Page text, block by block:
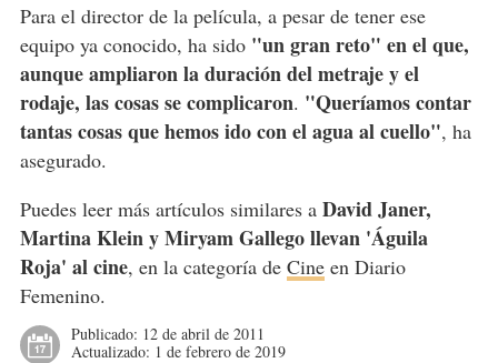
Para el director de la película, a pesar de tener ese
equipo ya conocido, ha sido "un gran reto" en el que,
aunque ampliaron la duración del metraje y el
rodaje, las cosas se complicaron. "Queríamos contar
tantas cosas que hemos ido con el agua al cuello", ha
asegurado.
Puedes leer más artículos similares a David Janer,
Martina Klein y Miryam Gallego llevan 'Águila
Roja' al cine, en la categoría de Cineen Diario
Femenino.
Publicado: 12 de abril de 2011
Actualizado: 1 de febrero de 2019